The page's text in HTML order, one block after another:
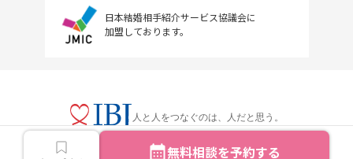
無料相談を予約する
日本結婚相手紹介サービス協議会に
加盟しております。
人と人をつなぐのは、人だと思う。